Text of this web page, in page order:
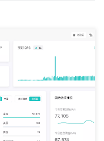
年倾情打造的
是基于tengine），
应该只是开源了管理
配置（容器用到了
到开源。